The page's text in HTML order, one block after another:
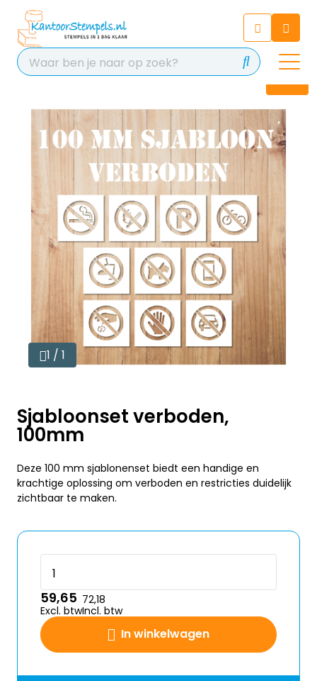
Chat 24/7 met onze chatbot
voor hulp
Contact
1 / 1
Sjabloonset verboden,
100mm
Deze 100 mm sjablonenset biedt een handige en
krachtige oplossing om verboden en restricties duidelijk
zichtbaar te maken.
In winkelwagen
59,65
Excl. btw
72,18
Incl. btw